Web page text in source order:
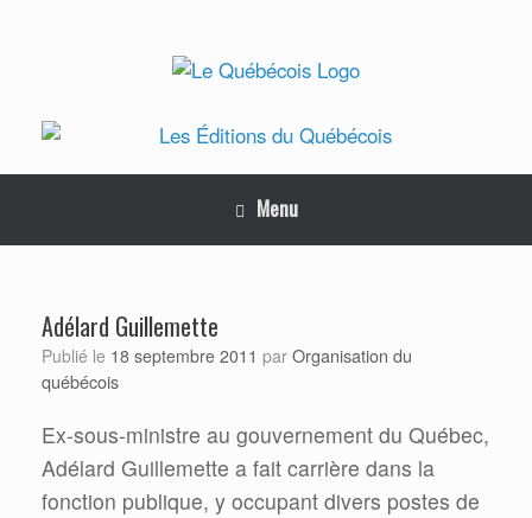
Menu
Adélard Guillemette
Publié le 18 septembre 2011 par Organisation du
québécois
Ex-sous-ministre au gouvernement du Québec,
Adélard Guillemette a fait carrière dans la
fonction publique, y occupant divers postes de